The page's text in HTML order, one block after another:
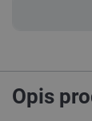
Opis